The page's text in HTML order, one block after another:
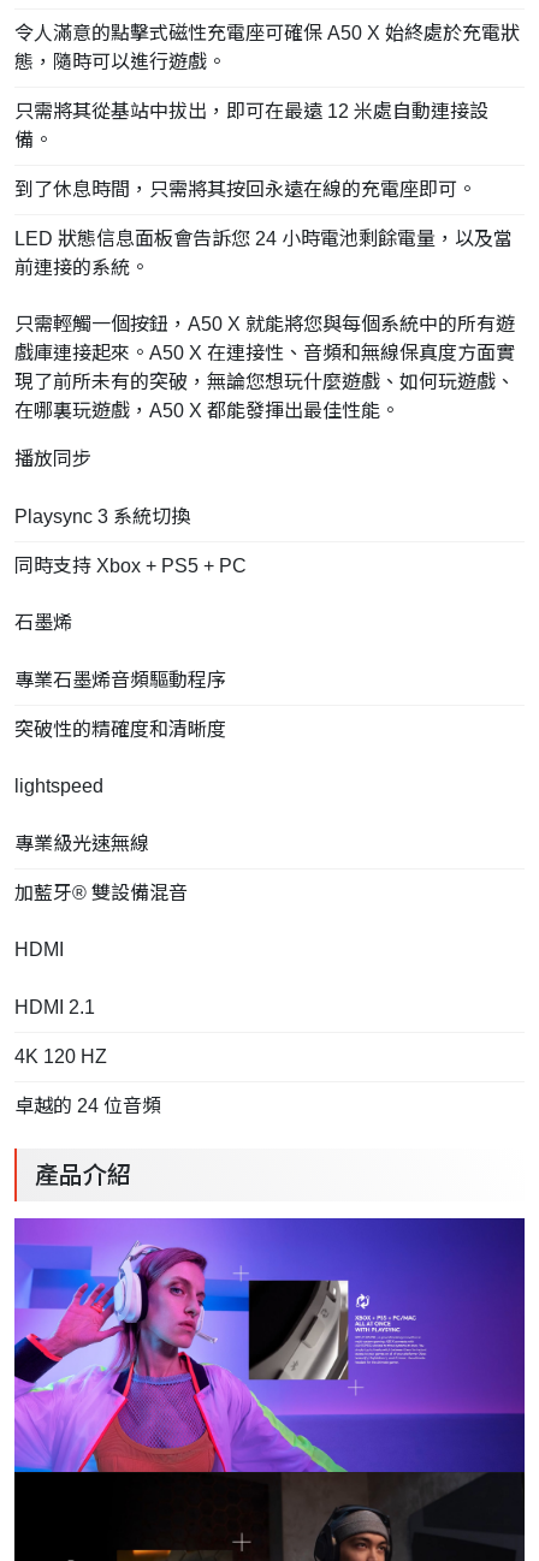
令人滿意的點擊式磁性充電座可確保 A50 X 始終處於充電狀
態，隨時可以進行遊戲。
只需將其從基站中拔出，即可在最遠 12 米處自動連接設
備。
到了休息時間，只需將其按回永遠在線的充電座即可。
LED 狀態信息面板會告訴您 24 小時電池剩餘電量，以及當
前連接的系統。
只需輕觸一個按鈕，A50 X 就能將您與每個系統中的所有遊
戲庫連接起來。A50 X 在連接性、音頻和無線保真度方面實
現了前所未有的突破，無論您想玩什麼遊戲、如何玩遊戲、
在哪裏玩遊戲，A50 X 都能發揮出最佳性能。
播放同步
Playsync 3 系統切換
同時支持 Xbox + PS5 + PC
石墨烯
專業石墨烯音頻驅動程序
突破性的精確度和清晰度
lightspeed
專業級光速無線
加藍牙® 雙設備混音
HDMI
HDMI 2.1
4K 120 HZ
卓越的 24 位音頻
產品介紹